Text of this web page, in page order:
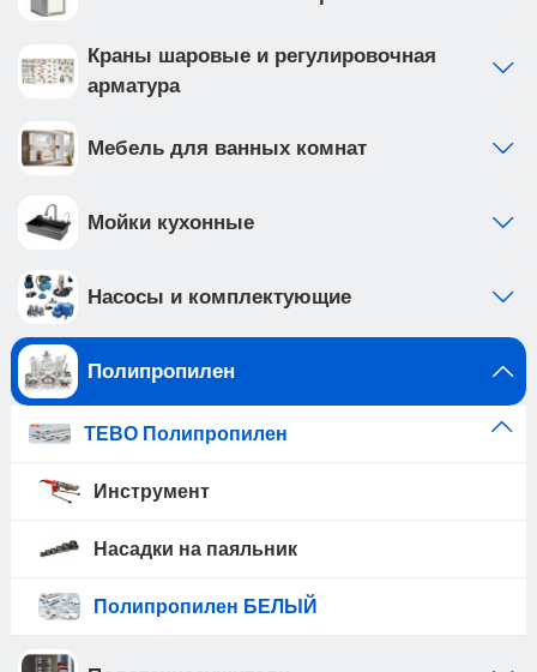
Краны шаровые и регулировочная
арматура
Мебель для ванных комнат
Мойки кухонные
Насосы и комплектующие
Полипропилен
TEBO Полипропилен
Инструмент
Насадки на паяльник
Полипропилен БЕЛЫЙ